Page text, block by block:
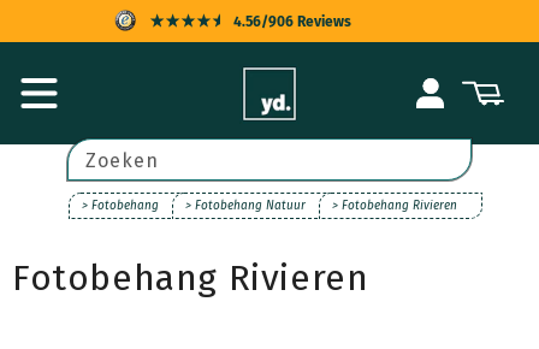
content
4.56/906 Reviews
KOPERSBESCHERMING
SNELLE LEVERING
UITSTEKENDE KLANTENSERVICE
InloggenWinkelwagen
Zoeken
> Fotobehang > Fotobehang Natuur > Fotobehang Rivieren
Fotobehang Rivieren